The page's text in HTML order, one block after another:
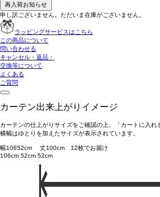
再入荷お知らせ
申し訳ございません。ただいま在庫がございません。
ラッピングサービスはこちら
この商品について
問い合わせる
キャンセル・返品・
交換等について
よくある
ご質問
カーテン出来上がりイメージ
カーテンの仕上がりサイズをご確認の上、「カートに入れ
横幅はゆとりを加えたサイズが表示されています。
幅10652cm 丈100cm 12枚でお届け
106cm 52cm 52cm